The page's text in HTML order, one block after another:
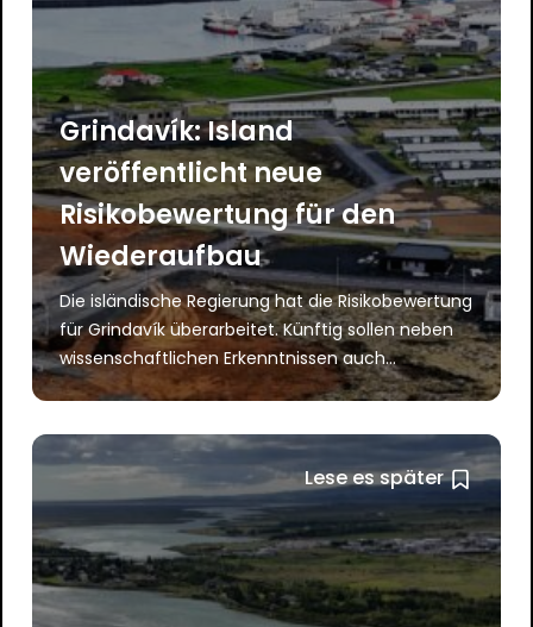
Grindavík: Island
veröffentlicht neue
Risikobewertung für den
Wiederaufbau
Die isländische Regierung hat die Risikobewertung
für Grindavík überarbeitet. Künftig sollen neben
wissenschaftlichen Erkenntnissen auch...
Lese es später